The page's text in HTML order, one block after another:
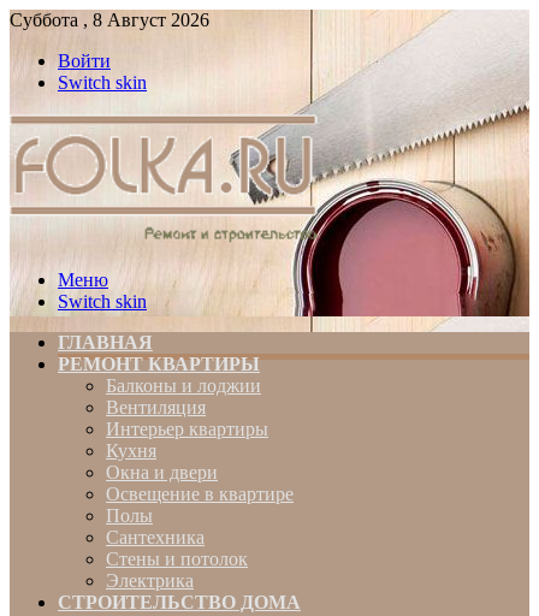
Суббота , 8 Август 2026
Войти
Switch skin
Меню
Switch skin
ГЛАВНАЯ
РЕМОНТ КВАРТИРЫ
Балконы и лоджии
Вентиляция
Интерьер квартиры
Кухня
Окна и двери
Освещение в квартире
Полы
Сантехника
Стены и потолок
Электрика
СТРОИТЕЛЬСТВО ДОМА